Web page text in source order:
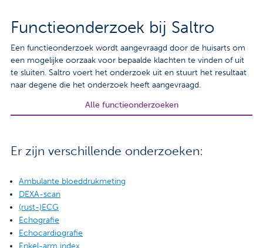
Afspraak maken
Locaties
Trombosedienst
Functieonderzoek bij Saltro
Een functieonderzoek wordt aangevraagd door de huisarts om
een mogelijke oorzaak voor bepaalde klachten te vinden of uit
te sluiten. Saltro voert het onderzoek uit en stuurt het resultaat
naar degene die het onderzoek heeft aangevraagd.
Alle functieonderzoeken
Er zijn verschillende onderzoeken:
Ambulante bloeddrukmeting
DEXA-scan
(rust-)ECG
Echografie
Echocardiografie